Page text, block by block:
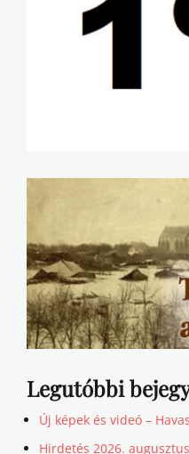
Legutóbbi
Új képek és videó –
Hirdetés 2026.